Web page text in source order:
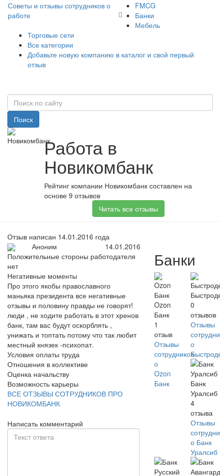
Советы и отзывы сотрудников о
работе
FMCG
Банки
Мебель
Торговые сети
Все категории
Добавьте новую компанию в каталог и свой первый
отзыв
Поиск
Работа в
Новикомбанк
Рейтинг компании Новикомбанк составлен на
основе 9 отзывов
Читать все отзывы
Отзыв написан 14.01.2016 года
Аноним
14.01.2016
Положительные стороны работодателя
нет
Негативные моменты
Про этого якобы православного
маньяка президента все негативные
отзывы и половину правды не говорят!
люди , не ходите работать в этот хренов
банк, там вас будут оскорблять ,
унижать и топтать потому что так любит
местный князек -психопат.
Условия оплаты труда
Отношения в коллективе
Оценка начальству
Возможность карьеры
ВСЕ ОТЗЫВЫ СОТРУДНИКОВ ПРО
НОВИКОМБАНК
Написать комментарий
Банки
Ozon
Банк
1
отзыв
Отзывы
сотрудников
о
Ozon
Банк
0
отзывов
Отзывы
о
Банк
Уралсиб
4
отзыва
Отзывы
о Банк
Уралсиб